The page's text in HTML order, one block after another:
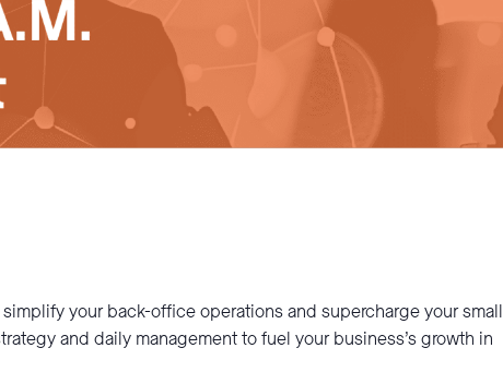
your back-office operations and supercharge your small
and daily management to fuel your business’s growth in